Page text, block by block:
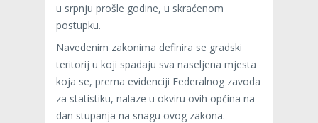
u srpnju prošle godine, u skraćenom
postupku.
Navedenim zakonima definira se gradski
teritorij u koji spadaju sva naseljena mjesta
koja se, prema evidenciji Federalnog zavoda
za statistiku, nalaze u okviru ovih općina na
dan stupanja na snagu ovog zakona.